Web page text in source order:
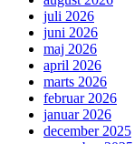
juli 2026
juni 2026
maj 2026
april 2026
marts 2026
februar 2026
januar 2026
december 2025